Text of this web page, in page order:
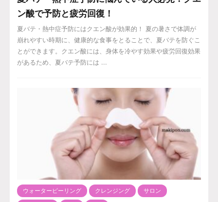
ン酸で予防と疲労回復！
夏バテ・熱中症予防にはクエン酸が効果的！ 夏の暑さで体調が
崩れやすい時期に、健康的な食事をとることで、夏バテを防ぐこ
とができます。クエン酸には、身体を冷やす効果や疲労回復効果
があるため、夏バテ予防には ...
ウォーターピーリング クレンジング サロン